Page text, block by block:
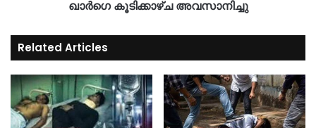
ഖാർഗെ കൂടിക്കാഴ്ച അവസാനിച്ചു
Related Articles